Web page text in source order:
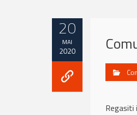
20
MAI
2020
Regasiti